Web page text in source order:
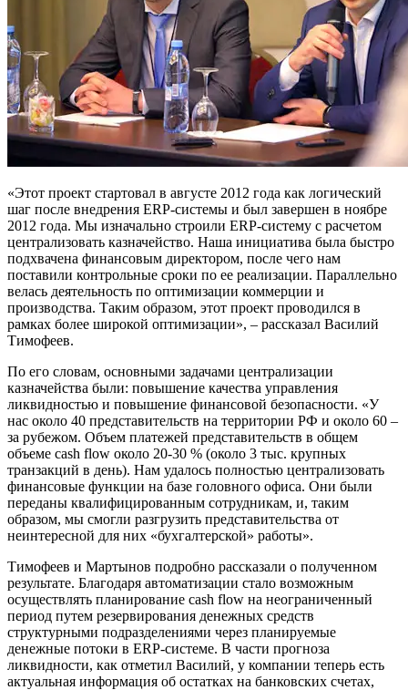
«Этот проект стартовал в августе 2012 года как логический
шаг после внедрения ERP-системы и был завершен в ноябре
2012 года. Мы изначально строили ERP-систему с расчетом
централизовать казначейство. Наша инициатива была быстро
подхвачена финансовым директором, после чего нам
поставили контрольные сроки по ее реализации. Параллельно
велась деятельность по оптимизации коммерции и
производства. Таким образом, этот проект проводился в
рамках более широкой оптимизации», – рассказал Василий
Тимофеев.
По его словам, основными задачами централизации
казначейства были: повышение качества управления
ликвидностью и повышение финансовой безопасности. «У
нас около 40 представительств на территории РФ и около 60 –
за рубежом. Объем платежей представительств в общем
объеме cash flow около 20-30 % (около 3 тыс. крупных
транзакций в день). Нам удалось полностью централизовать
финансовые функции на базе головного офиса. Они были
переданы квалифицированным сотрудникам, и, таким
образом, мы смогли разгрузить представительства от
неинтересной для них «бухгалтерской» работы».
Тимофеев и Мартынов подробно рассказали о полученном
результате. Благодаря автоматизации стало возможным
осуществлять планирование cash flow на неограниченный
период путем резервирования денежных средств
структурными подразделениями через планируемые
денежные потоки в ERP-системе. В части прогноза
ликвидности, как отметил Василий, у компании теперь есть
актуальная информация об остатках на банковских счетах,